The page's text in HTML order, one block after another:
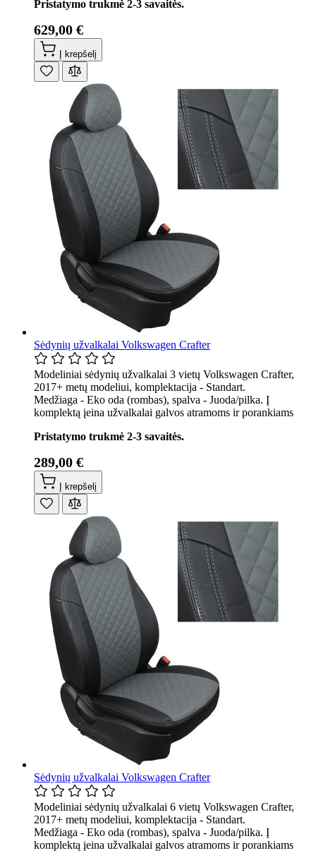
Pristatymo trukmė 2-3 savaitės.
629,00 €
Į krepšelį
Sėdynių užvalkalai Volkswagen Crafter
Modeliniai sėdynių užvalkalai 3 vietų Volkswagen Crafter,
2017+ metų modeliui, komplektacija - Standart.
Medžiaga - Eko oda (rombas), spalva - Juoda/pilka. Į
komplektą įeina užvalkalai galvos atramoms ir porankiams
Pristatymo trukmė 2-3 savaitės.
289,00 €
Į krepšelį
Sėdynių užvalkalai Volkswagen Crafter
Modeliniai sėdynių užvalkalai 6 vietų Volkswagen Crafter,
2017+ metų modeliui, komplektacija - Standart.
Medžiaga - Eko oda (rombas), spalva - Juoda/pilka. Į
komplektą įeina užvalkalai galvos atramoms ir porankiams